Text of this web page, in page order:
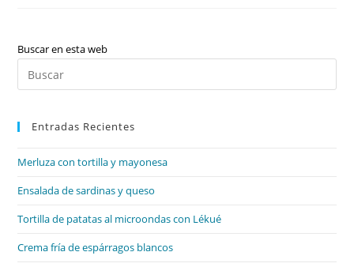
Palancas
De
Buscar en esta web
Entradas Recientes
Merluza con tortilla y mayonesa
Ensalada de sardinas y queso
Tortilla de patatas al microondas con Lékué
Crema fría de espárragos blancos